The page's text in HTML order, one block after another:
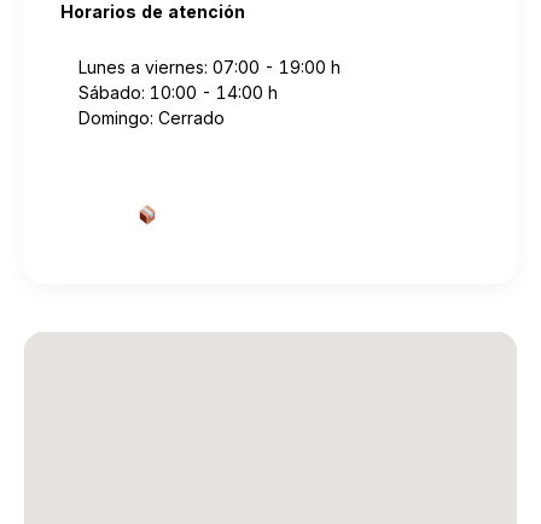
Horarios de atención
Lunes a viernes: 07:00 - 19:00 h
Sábado: 10:00 - 14:00 h
Domingo: Cerrado